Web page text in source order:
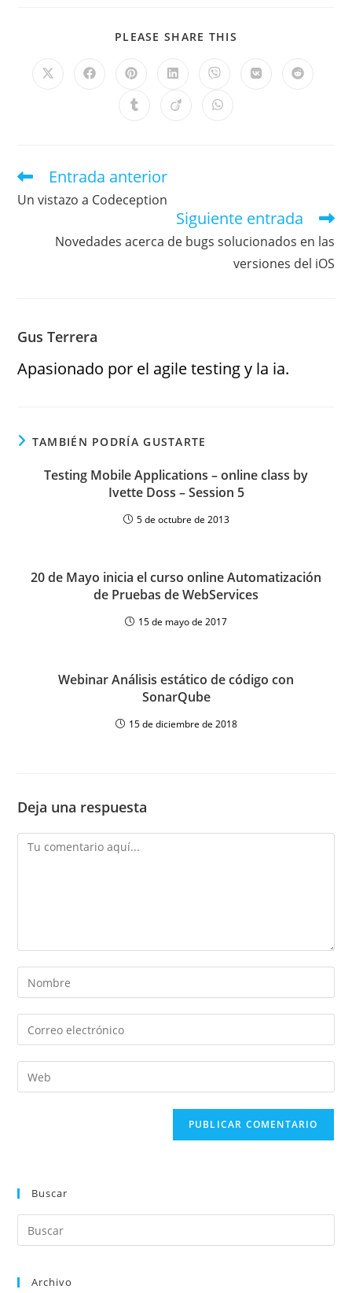
PLEASE SHARE THIS
Entrada anterior
Un vistazo a Codeception
Siguiente entrada
Novedades acerca de bugs solucionados en las
versiones del iOS
Gus Terrera
Apasionado por el agile testing y la ia.
TAMBIÉN PODRÍA GUSTARTE
Testing Mobile Applications – online class by
Ivette Doss – Session 5
5 de octubre de 2013
20 de Mayo inicia el curso online Automatización
de Pruebas de WebServices
15 de mayo de 2017
Webinar Análisis estático de código con
SonarQube
15 de diciembre de 2018
Deja una respuesta
Buscar
Archivo